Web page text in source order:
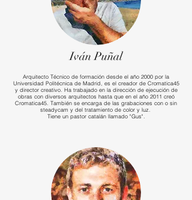
Iván Puñal
Arquitecto Técnico de formación desde el año 2000 por la
Universidad Politécnica de Madrid, es el creador de Cromatica45
y director creativo. Ha trabajado en la dirección de ejecución de
obras con diversos arquitectos hasta que en el año 2011 creó
Cromatica45. También se encarga de las grabaciones con o sin
steadycam y del tratamiento de color y luz.
Tiene un pastor catalán llamado "Gus".